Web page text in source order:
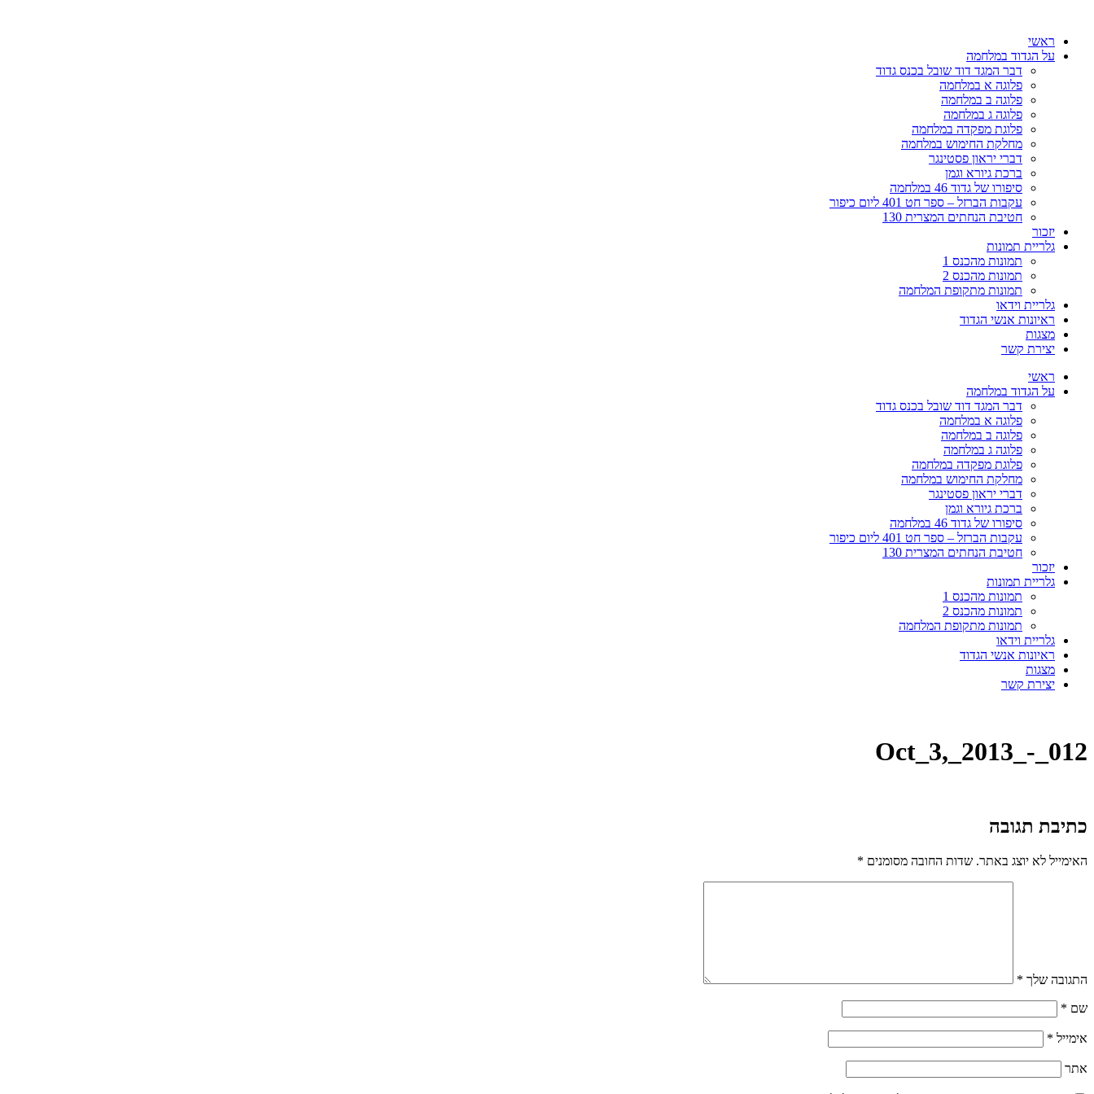
ראשי
על הגדוד במלחמה
דבר המגד דוד שובל בכנס גדוד
פלוגה א במלחמה
פלוגה ב במלחמה
פלוגה ג במלחמה
פלוגת מפקדה במלחמה
מחלקת החימוש במלחמה
דברי יראון פסטינגר
ברכת גיורא וגמן
סיפורו של גדוד 46 במלחמה
עקבות הברזל – ספר חט 401 ליום כיפור
חטיבת הנחתים המצרית 130
יזכור
גלריית תמונות
תמונות מהכנס 1
תמונות מהכנס 2
תמונות מתקופת המלחמה
גלריית וידאו
ראיונות אנשי הגדוד
מצגות
יצירת קשר
ראשי
על הגדוד במלחמה
דבר המגד דוד שובל בכנס גדוד
פלוגה א במלחמה
פלוגה ב במלחמה
פלוגה ג במלחמה
פלוגת מפקדה במלחמה
מחלקת החימוש במלחמה
דברי יראון פסטינגר
ברכת גיורא וגמן
סיפורו של גדוד 46 במלחמה
עקבות הברזל – ספר חט 401 ליום כיפור
חטיבת הנחתים המצרית 130
יזכור
גלריית תמונות
תמונות מהכנס 1
תמונות מהכנס 2
תמונות מתקופת המלחמה
גלריית וידאו
ראיונות אנשי הגדוד
מצגות
יצירת קשר
Oct_3,_2013_-_012
כתיבת תגובה
האימייל לא יוצג באתר. שדות החובה מסומנים *
התגובה שלך *
שם *
אימייל *
אתר